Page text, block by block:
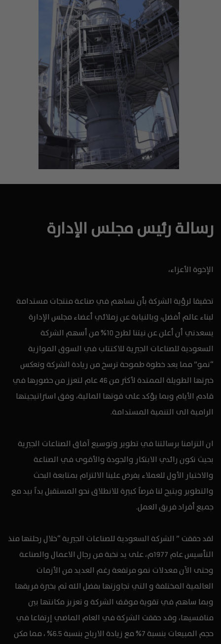
رسالة رئيس مجلس الإدارة
الإخوة الأعزاء،
تحقيقا لرؤية الشركة بأن نساهم في صناعة منتجات مستدامة
لبناء عالم أفضل، وبالنيابة عن زملائي أعضاء مجلس الإدارة
يسعدني أن أعلن عن نيتنا لطرح 10% من أسهم الشركة
السعودية للصناعات الجيرية للاكتتاب في السوق الموازية
“نمو” مما يعد خطوة طموحة ترسخ من ريادة الشركة وتعكس
خبرتها الطويلة الممتدة لأكثر من 46 عام لتعزز من حضورها في
قادم الأيام وبما يؤكد على قوتها المالية، وفق استراتيجيتها
الرامية الى التنمية المستدامة.
ان التزامنا برسالتنا في تطوير وتوسيع آفاق الصناعات الجيرية
بحيث نكون رائدي الابتكار والجودة والأقوى في الصناعة
والاختيار الأول للعملاء يفرض علينا الالتزام بمتابعة البحث
والتطوير ويتيح لنا فرصاً كبيرة للانطلاق نحو المستقبل يداً بيد مع
جميع أفراد فريق العمل.
لقد حققت ” الشركة السعودية للصناعات الجيرية “خلال رحلتها منذ
التأسيس عام 1977م، على يد نخبة من رجال الاعمال والصناعة
وحتى الآن معدلات نمو مرتفعة رغم العديد من الأزمات
العالمية المختلفة و التي تجاوزتها بفضل الله ثم بخبرة فريقها
وبما ساهم في تقوية موقف الشركة و تعزيز مكانتها بين
منافسيها، وقد حققت الشركة في العام الماضي إرتفاعا في
حجم المبيعات بنسبة 7% مع زيادة الارباح بنسبة 6.5% ، مما مكن